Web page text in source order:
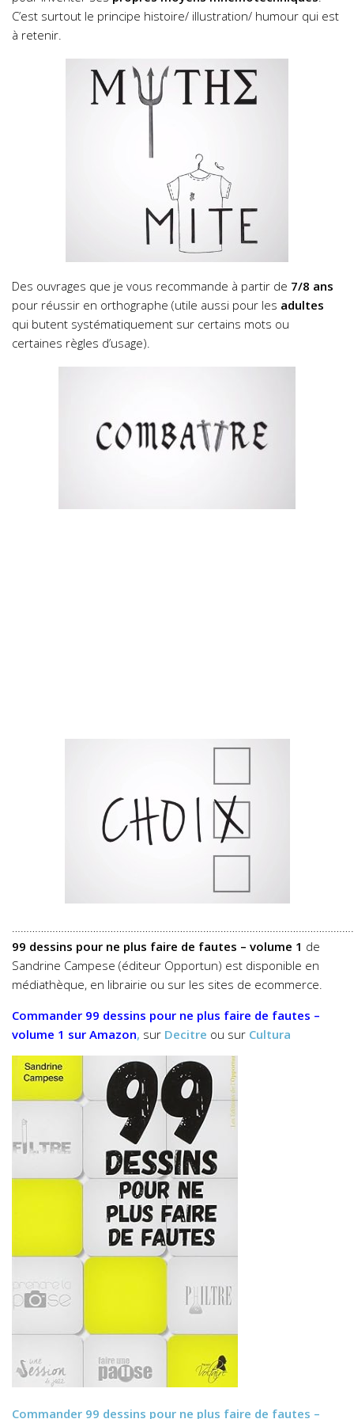
C’est surtout le principe histoire/ illustration/ humour qui est
à retenir.
Des ouvrages que je vous recommande à partir de 7/8 ans
pour réussir en orthographe (utile aussi pour les adultes
qui butent systématiquement sur certains mots ou
certaines règles d’usage).
99 dessins pour ne plus faire de fautes – volume 1 de
Sandrine Campese (éditeur Opportun) est disponible en
médiathèque, en librairie ou sur les sites de ecommerce.
Commander 99 dessins pour ne plus faire de fautes –
volume 1 sur Amazon, sur Decitre ou sur Cultura
Commander 99 dessins pour ne plus faire de fautes –